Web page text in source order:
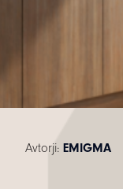
Avtorji: EMIGMA